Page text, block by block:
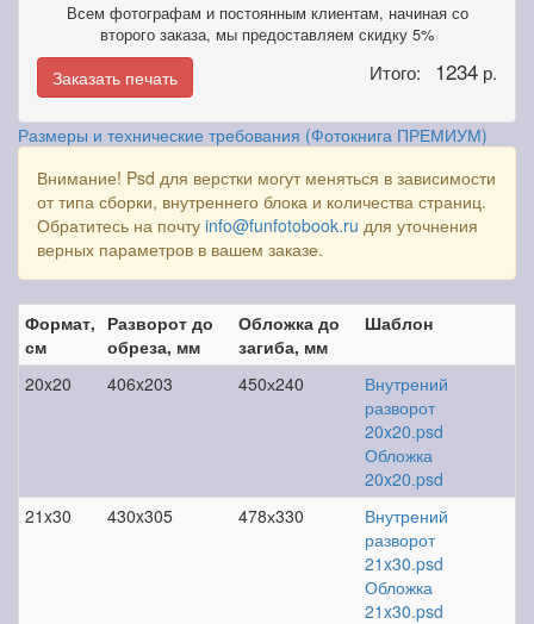
Всем фотографам и постоянным клиентам, начиная со
второго заказа, мы предоставляем скидку 5%
Заказать печать Итого: 1234 р.
Размеры и технические требования (Фотокнига ПРЕМИУМ)
Внимание! Psd для верстки могут меняться в зависимости
от типа сборки, внутреннего блока и количества страниц.
Обратитесь на почту info@funfotobook.ru для уточнения
верных параметров в вашем заказе.
Формат,
см
Разворот до
обреза, мм
Обложка до
загиба, мм
Шаблон
20x20 406x203 450х240
Внутрений
разворот
20x20.psd
Обложка
20x20.psd
21x30
430x305 478х330
Внутрений
разворот
21x30.psd
Обложка
21x30.psd